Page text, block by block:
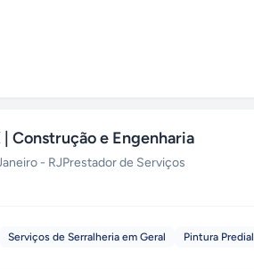
| Construção e Engenharia
- RJPrestador de Serviços
Serviços de Serralheria em Geral Pintura Predial